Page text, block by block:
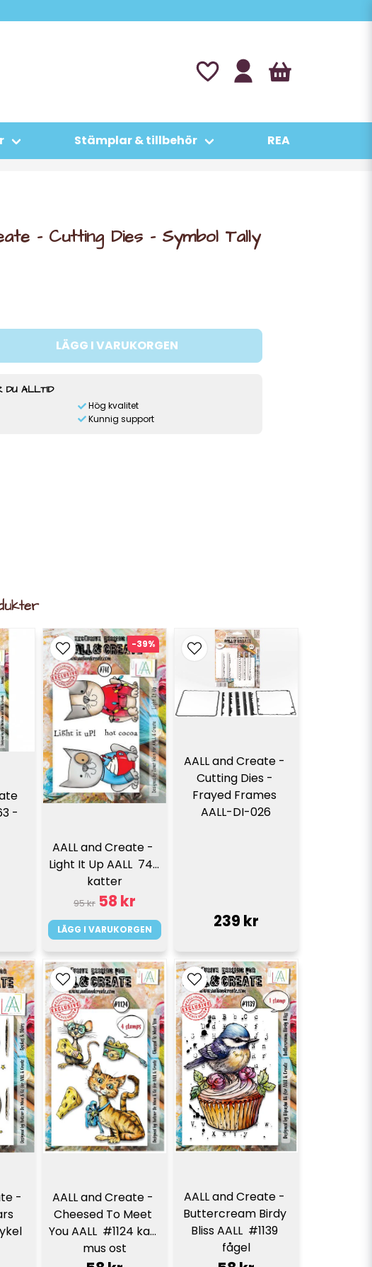
Stämplar & tillbehör REA
- Cutting Dies - Symbol Tally
LÄGG I VARUKORGEN
DU ALLTID
Hög kvalitet
Kunnig support
-
AALL and Create -
Light It Up AALL  740
katter
95 kr 58 kr
LÄGG I VARUKORGEN
-39%
AALL and Create -
Cutting Dies -
Frayed Frames
AALL-DI-026
239 kr
-
AALL and Create -
Cheesed To Meet
You AALL  #1124 katt
mus ost
AALL and Create -
Buttercream Birdy
Bliss AALL  #1139
fågel